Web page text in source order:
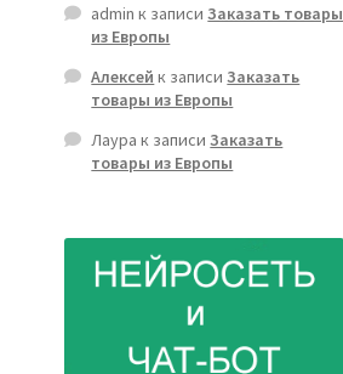
admin к записиЗаказать товары
из Европы
Алексей к записиЗаказать
товары из Европы
Лаура к записиЗаказать
товары из Европы